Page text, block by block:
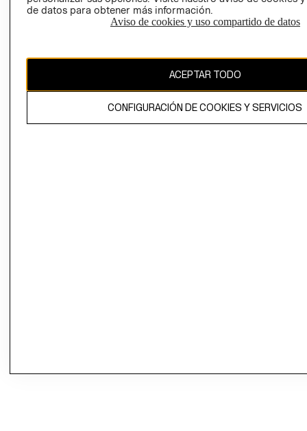
El contenido de esta página web está protegido por copyright y es
de datos para obtener más información.
Aviso de cookies y uso compartido de datos
ACEPTAR TODO
CONFIGURACIÓN DE COOKIES Y SERVICIOS